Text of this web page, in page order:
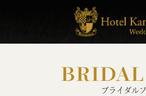
ブライダル